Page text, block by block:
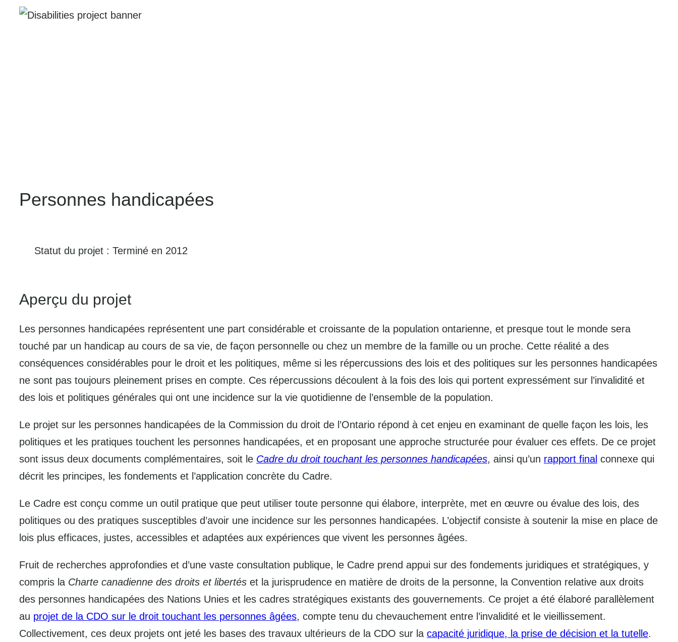
Personnes handicapées
Statut du projet : Terminé en 2012
Aperçu du projet
Les personnes handicapées représentent une part considérable et croissante de la population ontarienne, et presque tout le monde sera
touché par un handicap au cours de sa vie, de façon personnelle ou chez un membre de la famille ou un proche. Cette réalité a des
conséquences considérables pour le droit et les politiques, même si les répercussions des lois et des politiques sur les personnes handicapées
ne sont pas toujours pleinement prises en compte. Ces répercussions découlent à la fois des lois qui portent expressément sur l’invalidité et
des lois et politiques générales qui ont une incidence sur la vie quotidienne de l’ensemble de la population.
Le projet sur les personnes handicapées de la Commission du droit de l’Ontario répond à cet enjeu en examinant de quelle façon les lois, les
politiques et les pratiques touchent les personnes handicapées, et en proposant une approche structurée pour évaluer ces effets. De ce projet
sont issus deux documents complémentaires, soit le Cadre du droit touchant les personnes handicapées, ainsi qu’un rapport final connexe qui
décrit les principes, les fondements et l’application concrète du Cadre.
Le Cadre est conçu comme un outil pratique que peut utiliser toute personne qui élabore, interprète, met en œuvre ou évalue des lois, des
politiques ou des pratiques susceptibles d’avoir une incidence sur les personnes handicapées. L’objectif consiste à soutenir la mise en place de
lois plus efficaces, justes, accessibles et adaptées aux expériences que vivent les personnes âgées.
Fruit de recherches approfondies et d’une vaste consultation publique, le Cadre prend appui sur des fondements juridiques et stratégiques, y
compris la Charte canadienne des droits et libertés et la jurisprudence en matière de droits de la personne, la Convention relative aux droits
des personnes handicapées des Nations Unies et les cadres stratégiques existants des gouvernements. Ce projet a été élaboré parallèlement
au projet de la CDO sur le droit touchant les personnes âgées, compte tenu du chevauchement entre l’invalidité et le vieillissement.
Collectivement, ces deux projets ont jeté les bases des travaux ultérieurs de la CDO sur la capacité juridique, la prise de décision et la tutelle.